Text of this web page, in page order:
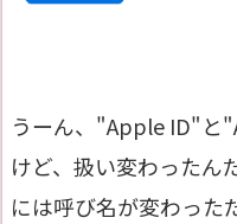
うーん、"Apple ID"と
けど、扱い変わったん
には呼び名が変わった